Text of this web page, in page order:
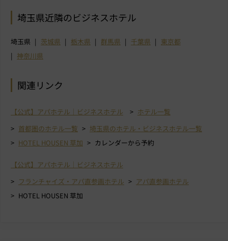
埼玉県近隣のビジネスホテル
埼玉県 茨城県 栃木県 群馬県 千葉県
東京都
神奈川県
関連リンク
【公式】アパホテル｜ビジネスホテル
ホテル一覧
首都圏のホテル一覧
埼玉県のホテル・ビジネスホテル一覧
HOTEL HOUSEN 草加
カレンダーから予約
【公式】アパホテル｜ビジネスホテル
フランチャイズ・アパ直参画ホテル
アパ直参画ホテル
HOTEL HOUSEN 草加